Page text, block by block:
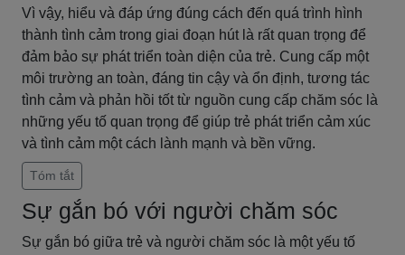
Vì vậy, hiểu và đáp ứng đúng cách đến quá trình hình
thành tình cảm trong giai đoạn hút là rất quan trọng để
đảm bảo sự phát triển toàn diện của trẻ. Cung cấp một
môi trường an toàn, đáng tin cậy và ổn định, tương tác
tình cảm và phản hồi tốt từ nguồn cung cấp chăm sóc là
những yếu tố quan trọng để giúp trẻ phát triển cảm xúc
và tình cảm một cách lành mạnh và bền vững.
Tóm tắt
Sự gắn bó với người chăm sóc
Sự gắn bó giữa trẻ và người chăm sóc là một yếu tố